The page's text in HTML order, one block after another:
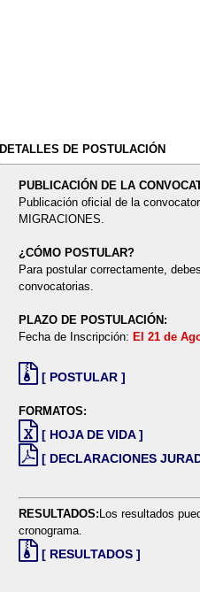
DETALLES DE POSTULACIÓN
PUBLICACIÓN DE LA
Publicación oficial de la
MIGRACIONES.
¿CÓMO POSTULAR?
Para postular correctamente,
convocatorias.
PLAZO DE POSTULACIÓN:
Fecha de Inscripción: El 21 de
[ POSTULAR ]
FORMATOS:
[ HOJA DE VIDA ]
[ DECLARACIONES
RESULTADOS:Los resultados
cronograma.
[ RESULTADOS ]